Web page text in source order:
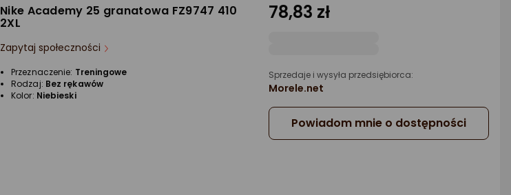
Nike Academy 25 granatowa FZ9747 410
2XL
Zapytaj społeczności
Przeznaczenie: Treningowe
Rodzaj: Bez rękawów
Kolor: Niebieski
78,83 zł
Sprzedaje i wysyła przedsiębiorca:
Morele.net
Powiadom mnie o dostępności